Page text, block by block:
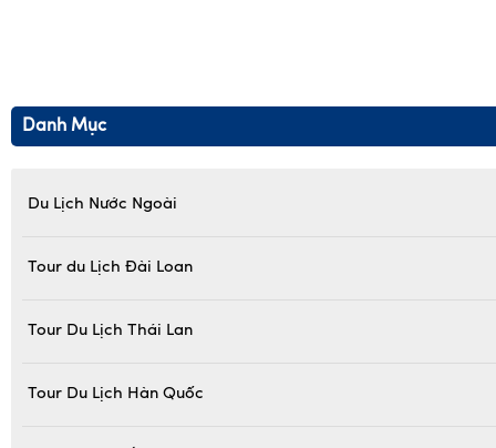
Danh Mục
Du Lịch Nước Ngoài
Tour du Lịch Đài Loan
Tour Du Lịch Thái Lan
Tour Du Lịch Hàn Quốc